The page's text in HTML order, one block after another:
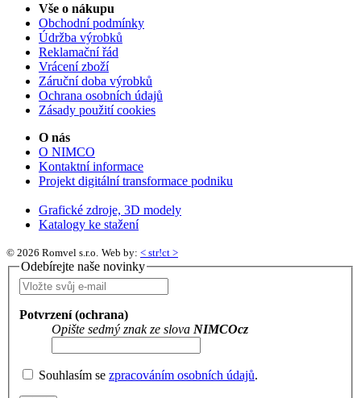
Vše o nákupu
Obchodní podmínky
Údržba výrobků
Reklamační řád
Vrácení zboží
Záruční doba výrobků
Ochrana osobních údajů
Zásady použití cookies
O nás
O NIMCO
Kontaktní informace
Projekt digitální transformace podniku
Grafické zdroje, 3D modely
Katalogy ke stažení
© 2026 Romvel s.r.o. Web by: < str!ct >
Odebírejte naše novinky
Potvrzení (ochrana)
Opište sedmý znak ze slova NIMCOcz
Souhlasím se zpracováním osobních údajů.